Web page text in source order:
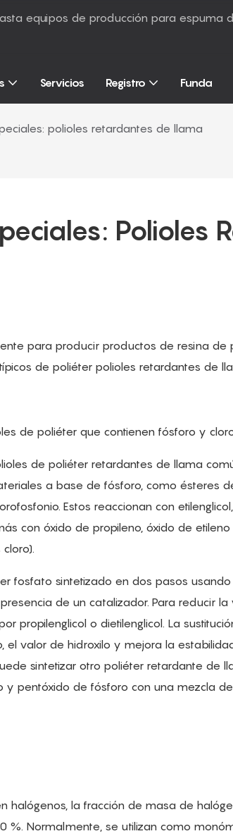
equipos de producción para espuma
Servicios Registro Funda
polioles retardantes de llama
Polioles
para producir productos de resina de
de poliéter polioles retardantes de
de poliéter que contienen fósforo y
de poliéter retardantes de llama
a base de fósforo, como ésteres
Estos reaccionan con
con óxido de propileno, óxido de
fosfato sintetizado en dos pasos
de un catalizador. Para reducir
propilenglicol o dietilenglicol. La
valor de hidroxilo y mejora la
sintetizar otro poliéter retardante de
pentóxido de fósforo con una mezcla
halógenos, la fracción de masa de
Normalmente, se utilizan como